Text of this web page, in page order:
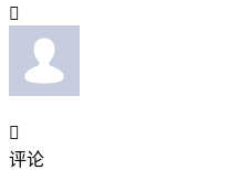


评论